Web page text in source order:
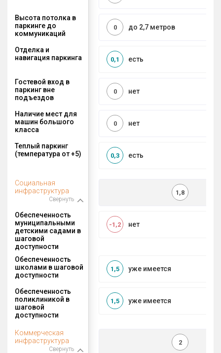
Высота потолка в
паркинге до
коммуникаций
до 2,7 метров
0
Отделка и
навигация паркинга
есть
0,1
Гостевой вход в
паркинг вне
подъездов
нет
0
Наличие мест для
машин большого
класса
нет
0
Теплый паркинг
(температура от +5)
есть
0,3
Социальная
инфраструктура
Свернуть
1,8
Обеспеченность
муниципальными
детскими садами в
шаговой
доступности
нет
-1,2
Обеспеченность
школами в шаговой
доступности
уже имеется
1,5
Обеспеченность
поликлиникой в
шаговой
доступности
уже имеется
1,5
Коммерческая
инфраструктура
Свернуть
2